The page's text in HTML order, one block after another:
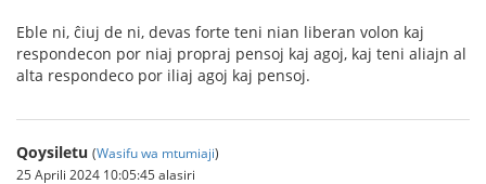
Eble ni, ĉiuj de ni, devas forte teni nian liberan volon kaj
respondecon por niaj propraj pensoj kaj agoj, kaj teni aliajn al
alta respondeco por iliaj agoj kaj pensoj.
Qoysiletu (Wasifu wa mtumiaji)
25 Aprili 2024 10:05:45 alasiri